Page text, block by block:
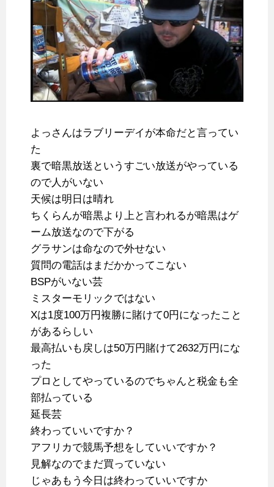
よっさんはラブリーデイが本命だと言ってい
た
裏で暗黒放送というすごい放送がやっている
ので人がいない
天候は明日は晴れ
ちくらんが暗黒より上と言われるが暗黒はゲ
ーム放送なので下がる
グラサンは命なので外せない
質問の電話はまだかかってこない
BSPがいない芸
ミスターモリックではない
Xは1度100万円複勝に賭けて0円になったこと
があるらしい
最高払いも戻しは50万円賭けて2632万円にな
った
プロとしてやっているのでちゃんと税金も全
部払っている
延長芸
終わっていいですか？
アフリカで競馬予想をしていいですか？
見解なのでまだ買っていない
じゃあもう今日は終わっていいですか